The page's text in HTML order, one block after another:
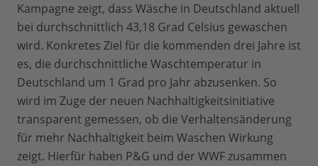
Kampagne zeigt, dass Wäsche in Deutschland aktuell
bei durchschnittlich 43,18 Grad Celsius gewaschen
wird. Konkretes Ziel für die kommenden drei Jahre ist
es, die durchschnittliche Waschtemperatur in
Deutschland um 1 Grad pro Jahr abzusenken. So
wird im Zuge der neuen Nachhaltigkeitsinitiative
transparent gemessen, ob die Verhaltensänderung
für mehr Nachhaltigkeit beim Waschen Wirkung
zeigt. Hierfür haben P&G und der WWF zusammen